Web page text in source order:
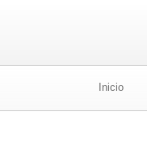
Ir
Inicio